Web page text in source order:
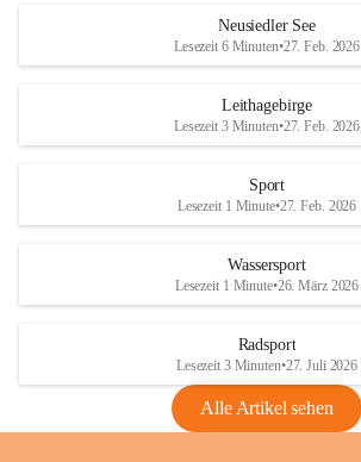
S
und den daraus folgenden wirtschaftlichen
Maßnahmen zur Bekämpfung
Rebe und der Amerikanischen
Anhang VBl. EU Nr. 18
1 Seite•1,4 MB
VBl. EU Nr. 18_2026
r
S
Neusiedler See
Lesezeit 6 Minuten•27. Feb. 2026
Leithagebirge
Lesezeit 3 Minuten•27. Feb. 2026
Sport
Lesezeit 1 Minute•27. Feb. 2026
Wassersport
Lesezeit 1 Minute•26. März 2026
Radsport
Lesezeit 3 Minuten•27. Juli 2026
Alle Artikel sehen